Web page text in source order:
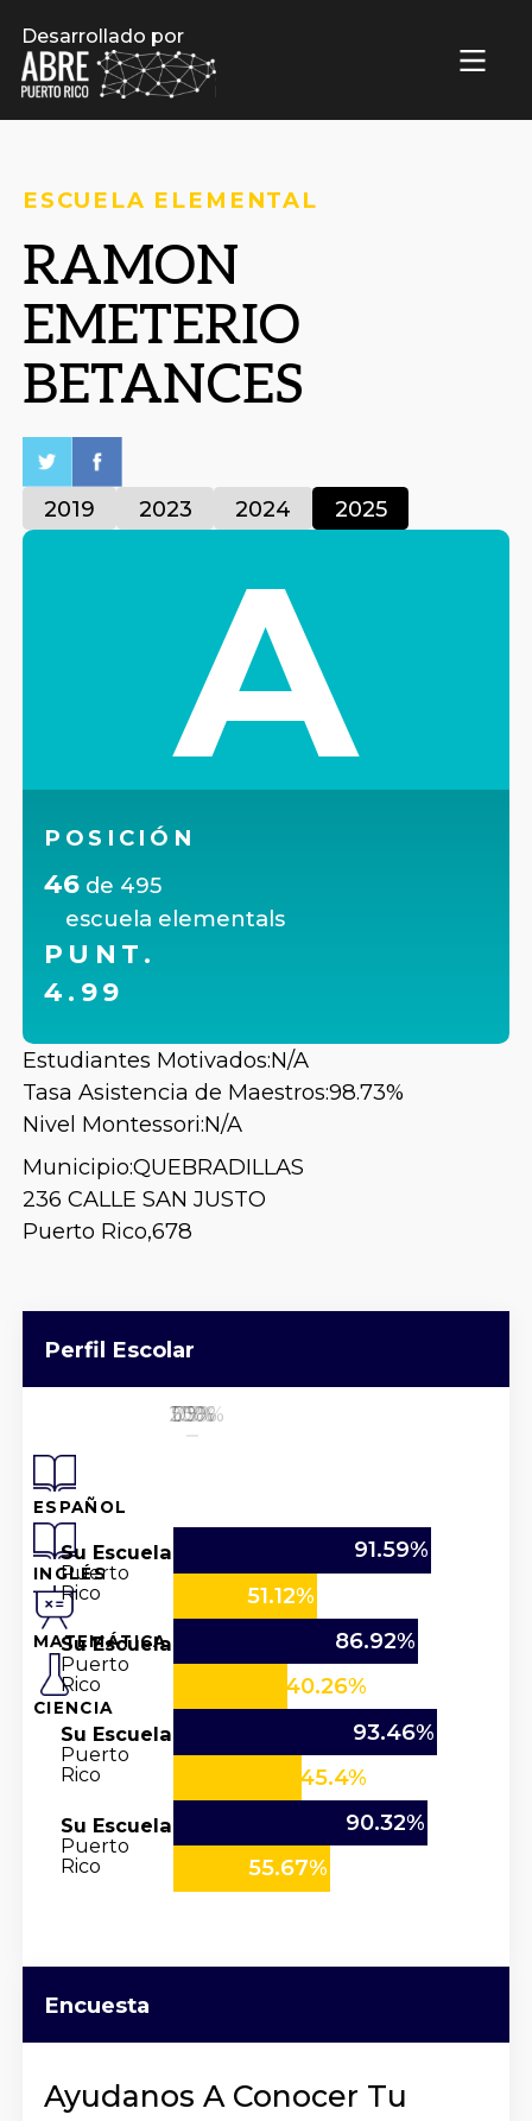
Desarrollado por
ESCUELA ELEMENTAL
RAMON
EMETERIO
BETANCES
2019 2023 2024 2025
A
POSICIÓN
46 de 495
escuela elementals
PUNT.
4.99
Estudiantes Motivados:N/A
Tasa Asistencia de Maestros:98.73%
Nivel Montessori:N/A
Municipio:QUEBRADILLAS
236 CALLE SAN JUSTO
Puerto Rico,678
Perfil Escolar
ESPAÑOL
INGLÉS
MATEMÁTICA
CIENCIA
Su Escuela
Puerto
Rico
91.59%
51.12%
Su Escuela
Puerto
Rico
86.92%
40.26%
Su Escuela
Puerto
Rico
93.46%
45.4%
Su Escuela
Puerto
Rico
90.32%
55.67%
0%
25%
50%
75%
100%
Encuesta
Ayudanos A Conocer Tu